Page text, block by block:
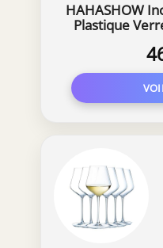
HAHASHOW
Plastique